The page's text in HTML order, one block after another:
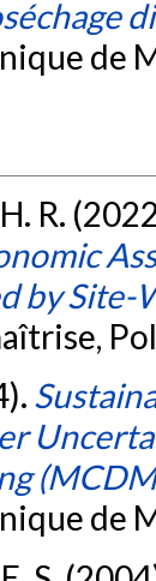
de
R.
by Site-
de